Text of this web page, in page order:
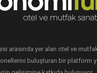
arasında yer alan otel ve
buluşturan bir platform